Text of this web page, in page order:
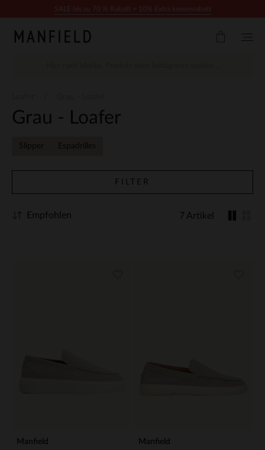
Grau - Loafer
Slipper Espadrilles
FILTER
7 Artikel
Empfohlen
Manfield Manfield